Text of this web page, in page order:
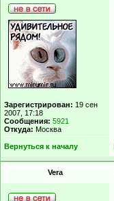
Зарегистрирован: 19 сен
2007, 17:18
Сообщения: 5921
Откуда: Москва
Вернуться к началу
Vera